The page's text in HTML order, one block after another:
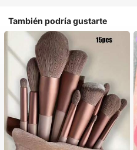
También podría gustarte